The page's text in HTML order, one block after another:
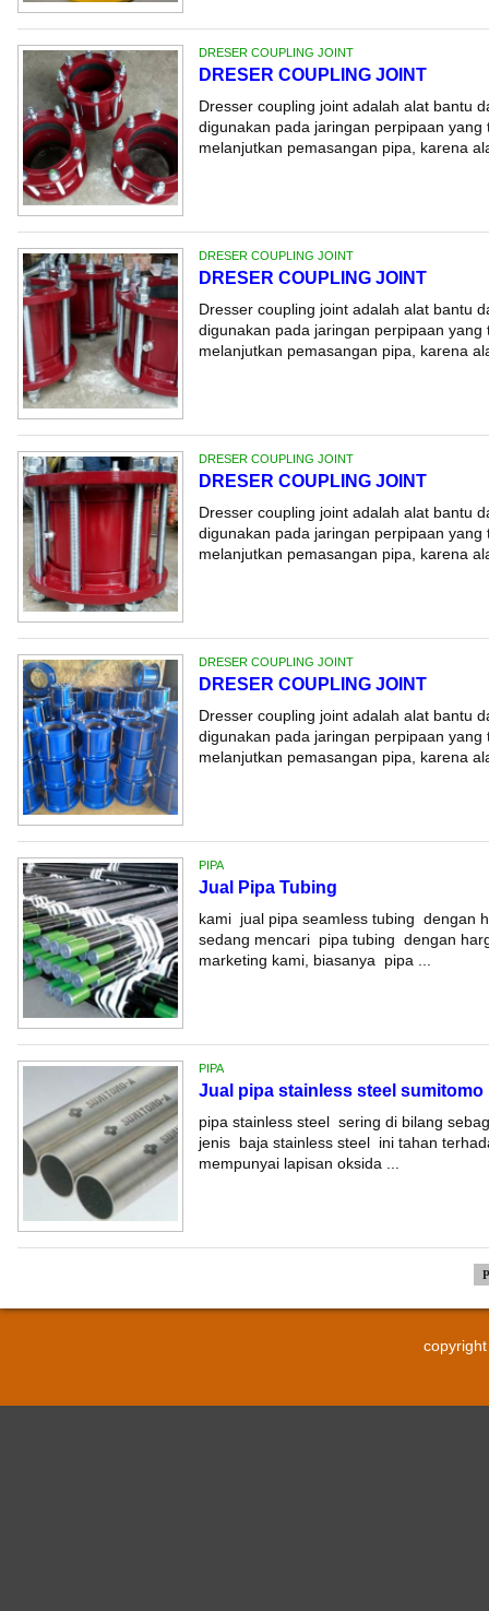
DRESER COUPLING JOINT
DRESER COUPLING JOINT
Dresser coupling joint adalah alat bantu
digunakan pada jaringan perpipaan
melanjutkan pemasangan pipa, karena
DRESER COUPLING JOINT
DRESER COUPLING JOINT
Dresser coupling joint adalah alat bantu
digunakan pada jaringan perpipaan
melanjutkan pemasangan pipa, karena
DRESER COUPLING JOINT
DRESER COUPLING JOINT
Dresser coupling joint adalah alat bantu
digunakan pada jaringan perpipaan
melanjutkan pemasangan pipa, karena
DRESER COUPLING JOINT
DRESER COUPLING JOINT
Dresser coupling joint adalah alat bantu
digunakan pada jaringan perpipaan
melanjutkan pemasangan pipa, karena
PIPA
Jual Pipa Tubing
kami jual pipa seamless tubing dengan
sedang mencari pipa tubing dengan
marketing kami, biasanya pipa ...
PIPA
Jual pipa stainless steel sumitomo
pipa stainless steel sering di bilang
jenis baja stainless steel ini tahan
mempunyai lapisan oksida ...